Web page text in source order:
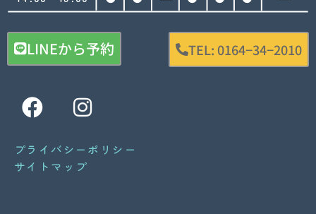
LINEから予約 TEL: 0164−34−2010
F
a
c
e
I
n
s
t
プライバシーポリシー
サイトマップ